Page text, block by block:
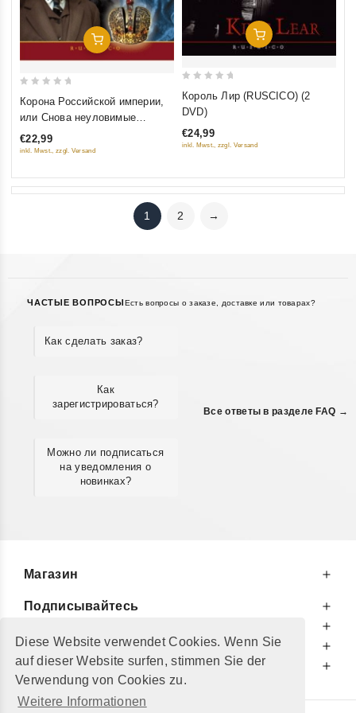
Diese Website verwendet Cookies. Wenn Sie
auf dieser Website surfen, stimmen Sie der
Verwendung von Cookies zu.
Weitere Informationen
Добавить В Корзину
out
5
Корона Российской империи,
или Снова неуловимые
(RUSCICO) (2 DVD)
€22,99
inkl. Mwst., zzgl. Versand
Добавить В Корзину
out
5
Король Лир (RUSCICO) (2
DVD)
€24,99
inkl. Mwst., zzgl. Versand
1 2 →
ЧАСТЫЕ ВОПРОСЫ Есть вопросы о заказе, доставке или товарах?
Как сделать заказ?
Как
зарегистрироваться?
Можно ли подписаться
на уведомления о
новинках?
Все ответы в разделе FAQ →
Магазин
Подписывайтесь
Информируем Вас
Дополнительно